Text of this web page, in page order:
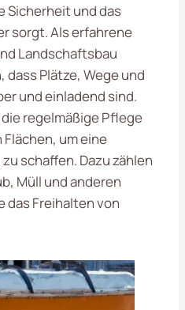
Sicherheit und das
sorgt. Als erfahrene
Landschaftsbau
dass Plätze, Wege und
und einladend sind.
regelmäßige Pflege
um eine
schaffen. Dazu zählen
Müll und anderen
das Freihalten von